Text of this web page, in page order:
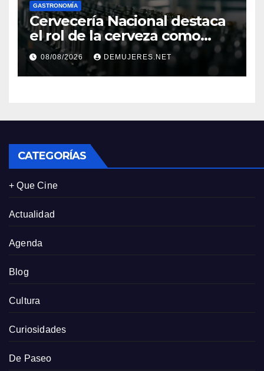
GASTRONOMÍA
Cervecería Nacional destaca
el rol de la cerveza como
motor de desarrollo
económico y sostenibilidad
en Panamá
08/08/2026 DEMUJERES.NET
CATEGORÍAS
+ Que Cine
Actualidad
Agenda
Blog
Cultura
Curiosidades
De Paseo